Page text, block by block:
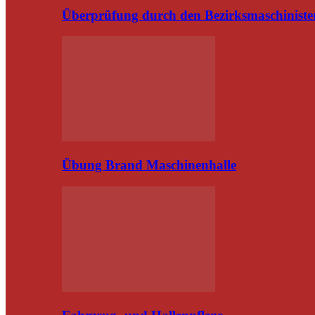
Überprüfung durch den
Übung Brand Maschinenhalle